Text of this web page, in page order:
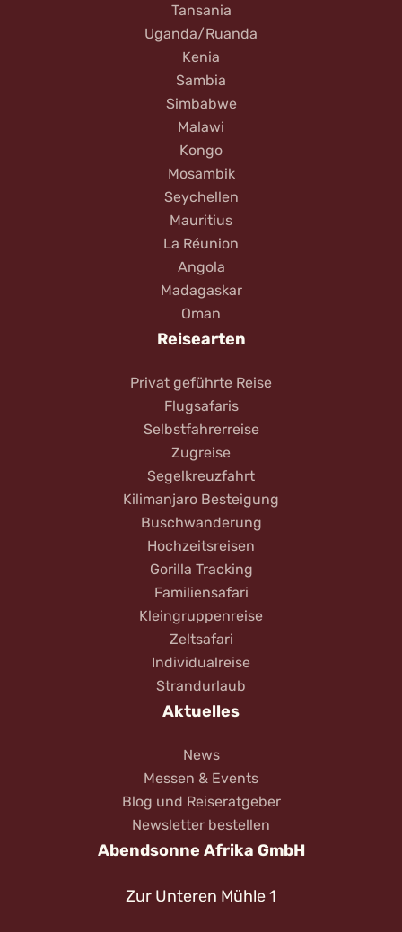
Tansania
Uganda/Ruanda
Kenia
Sambia
Simbabwe
Malawi
Kongo
Mosambik
Seychellen
Mauritius
La Réunion
Angola
Madagaskar
Oman
Reisearten
Privat geführte Reise
Flugsafaris
Selbstfahrerreise
Zugreise
Segelkreuzfahrt
Kilimanjaro Besteigung
Buschwanderung
Hochzeitsreisen
Gorilla Tracking
Familiensafari
Kleingruppenreise
Zeltsafari
Individualreise
Strandurlaub
Aktuelles
News
Messen & Events
Blog und Reiseratgeber
Newsletter bestellen
Abendsonne Afrika GmbH
Zur Unteren Mühle 1